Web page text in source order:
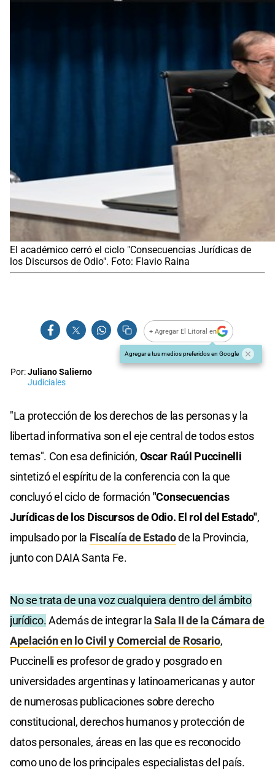
El académico cerró el ciclo "Consecuencias Jurídicas de
los Discursos de Odio". Foto: Flavio Raina
+ Agregar El Litoral en
Agregar a tus medios preferidos en Google
Por:Juliano Salierno
Judiciales
"La protección de los derechos de las personas y la
libertad informativa son el eje central de todos estos
temas". Con esa definición, Oscar Raúl Puccinelli
sintetizó el espíritu de la conferencia con la que
concluyó el ciclo de formación "Consecuencias
Jurídicas de los Discursos de Odio. El rol del Estado",
impulsado por la Fiscalía de Estadode la Provincia,
junto con DAIA Santa Fe.
No se trata de una voz cualquiera dentro del ámbito
jurídico.Además de integrar laSala II de la Cámara de
Apelación en lo Civil y Comercial de Rosario,
Puccinelli es profesor de grado y posgrado en
universidades argentinas y latinoamericanas y autor
de numerosas publicaciones sobre derecho
constitucional, derechos humanos y protección de
datos personales, áreas en las que es reconocido
como uno de los principales especialistas del país.